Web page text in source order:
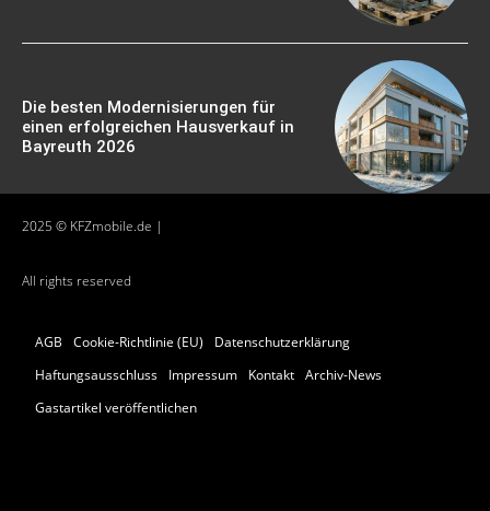
Die besten Modernisierungen für
einen erfolgreichen Hausverkauf in
Bayreuth 2026
2025 © KFZmobile.de |
All rights reserved
AGB Cookie-Richtlinie (EU)
Datenschutzerklärung
Haftungsausschluss
Impressum Kontakt Archiv-News
Gastartikel veröffentlichen